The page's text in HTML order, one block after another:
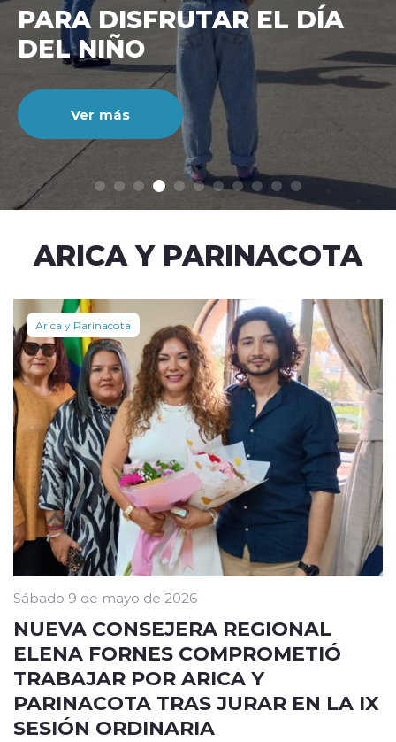
modo claro
CIENTO DURANTE EL MES
DE JULIO
Ver más
ARICA Y PARINACOTA
Arica y Parinacota
Sábado 9 de mayo de 2026
NUEVA CONSEJERA REGIONAL
ELENA FORNES COMPROMETIÓ
TRABAJAR POR ARICA Y
PARINACOTA TRAS JURAR EN LA IX
SESIÓN ORDINARIA